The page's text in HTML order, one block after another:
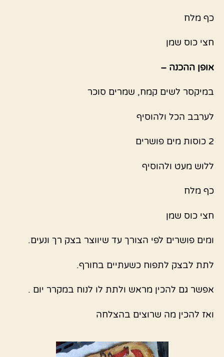
כף מלח
חצי כוס שמן
אופן ההכנה –
במיקסר לשים קמח, שמרים סוכר
לערבב הכל ולהוסיף
2 כוסות מים פושרים
ללוש מעט ולהוסיף
כף מלח
חצי כוס שמן
ומים פושרים לפי הצורך עד שיווצר בצק רך ונעים.
לתת לבצק לתפוח כשעתיים בחורף.
אפשר גם להכין מראש ולתת לו לנוח במקרר יום .
ואז להכין מה שרוצים בהצלחה